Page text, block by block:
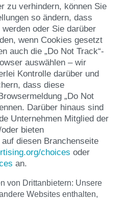
zu verhindern, können Sie
so ändern, dass
oder Sie darüber
wenn Cookies gesetzt
auch die „Do Not Track“-
auswählen – wir
Kontrolle darüber und
dass diese
„Do Not
Darüber hinaus sind
Unternehmen Mitglied der
bieten
diesen Branchenseite
choices oder
an.
von Drittanbietern: Unsere
Websites enthalten,